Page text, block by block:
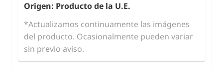
Origen: Producto de la U.E.
*Actualizamos continuamente las imágenes
del producto. Ocasionalmente pueden variar
sin previo aviso.